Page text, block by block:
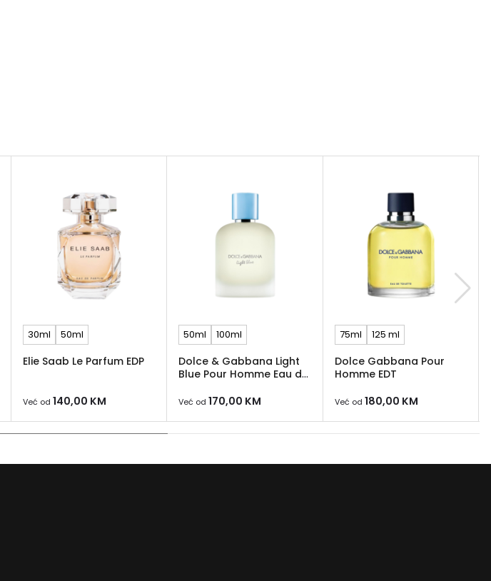
30ml 50ml
Elie Saab Le Parfum EDP
Već od 140,00 KM
50ml 100ml
Dolce & Gabbana Light
Blue Pour Homme Eau de
Već od 170,00 KM
75ml 125 ml
Dolce Gabbana Pour
Homme EDT
Već od 180,00 KM